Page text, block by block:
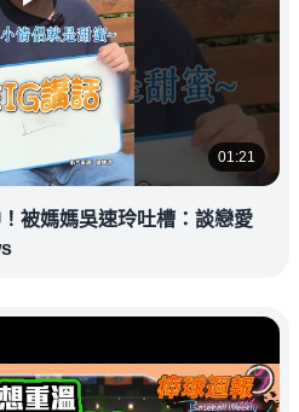
01:21
被媽媽吳速玲吐槽：談戀愛